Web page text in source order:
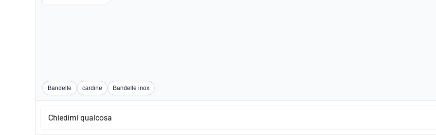
Bandelle cardine Bandelle inox